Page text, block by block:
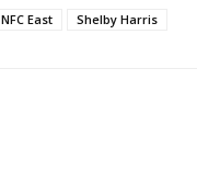
NFC East Shelby Harris